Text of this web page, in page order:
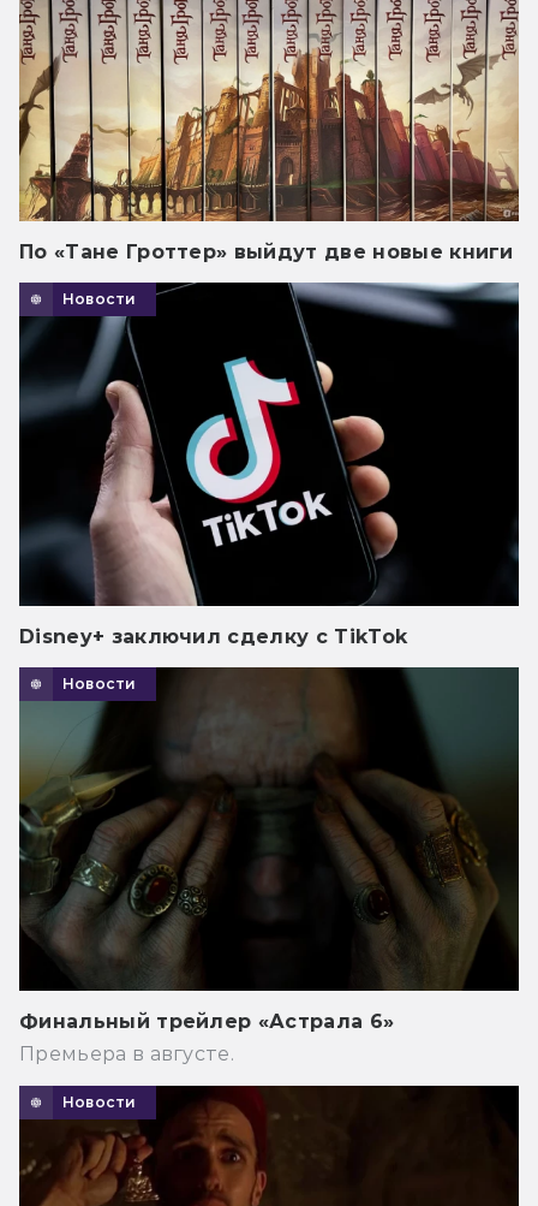
По «Тане Гроттер» выйдут две новые книги
Новости
Disney+ заключил сделку с TikTok
Новости
Финальный трейлер «Астрала 6»
Премьера в августе.
Новости